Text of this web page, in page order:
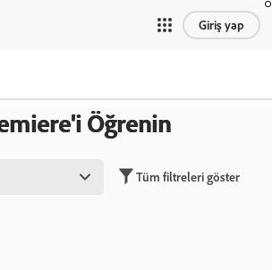
Giriş yap
Öğrenin
Tüm filtreleri göster